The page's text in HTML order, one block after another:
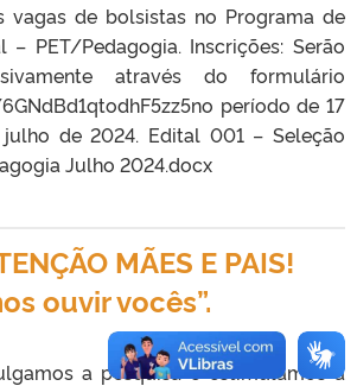
vagas de bolsistas no Programa de
– PET/Pedagogia. Inscrições: Serão
através do formulário
período de 17
de 2024. Edital 001 – Seleção
Julho 2024.docx
MÃES E PAIS!
ouvir vocês”.
a pesquisa e estimulamos a